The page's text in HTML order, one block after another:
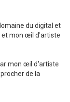
du digital et
et mon œil d'artiste
mon œil d'artiste
de la